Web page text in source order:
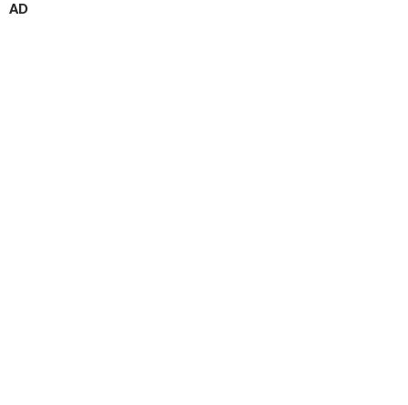
AD